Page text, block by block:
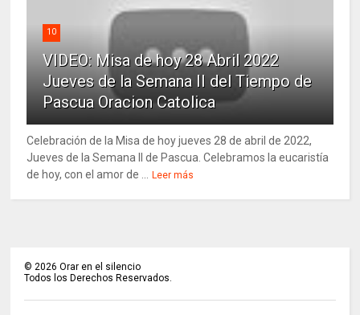
10
VIDEO: Misa de hoy 28 Abril 2022
Jueves de la Semana II del Tiempo de
Pascua Oracion Catolica
Celebración de la Misa de hoy jueves 28 de abril de 2022,
Jueves de la Semana II de Pascua. Celebramos la eucaristía
de hoy, con el amor de ... Leer más
©2026 Orar en el silencio
Todos los Derechos Reservados.